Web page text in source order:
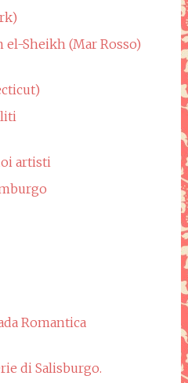
el-Sheikh (Mar Rosso)
artisti
Romantica
di Salisburgo.